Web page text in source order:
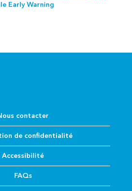
Early Warning
contacter
de confidentialité
Accessibilité
FAQs